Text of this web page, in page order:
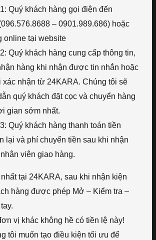
Quý khách hàng gọi điện đến
– 0901.989.686) hoặc
online tại website
Quý khách hàng cung cấp thông tin,
hàng khi nhận được tin nhắn hoặc
xác nhận từ 24KARA. Chúng tôi sẽ
quý khách đặt cọc và chuyển hàng
gian sớm nhất.
Quý khách hàng thanh toán tiền
lại và phí chuyển tiền sau khi nhận
viên giao hàng.
tại 24KARA, sau khi nhận kiện
hàng được phép Mở – Kiểm tra –
vị khác không hề có tiền lệ này!
tôi muốn tạo điều kiện tối ưu để